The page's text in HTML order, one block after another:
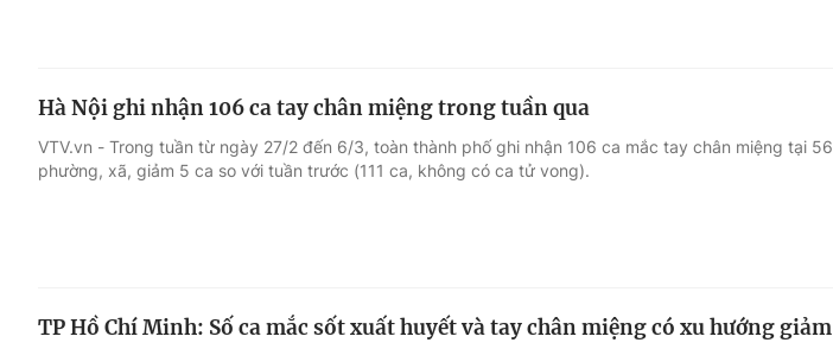
Hà Nội ghi nhận 106 ca tay chân miệng trong tuần qua
VTV.vn - Trong tuần từ ngày 27/2 đến 6/3, toàn thành phố ghi nhận 106 ca mắc tay chân miệng tại 56
phường, xã, giảm 5 ca so với tuần trước (111 ca, không có ca tử vong).
TP Hồ Chí Minh: Số ca mắc sốt xuất huyết và tay chân miệng có xu hướng giảm